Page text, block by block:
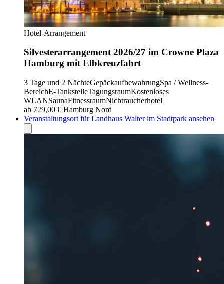
Hotel-Arrangement
Silvesterarrangement 2026/27 im Crowne Plaza
Hamburg mit Elbkreuzfahrt
3 Tage und 2 NächteGepäckaufbewahrungSpa / Wellness-
BereichE-TankstelleTagungsraumKostenloses
WLANSaunaFitnessraumNichtraucherhotel
ab 729,00 € Hamburg Nord
Veranstaltungsort für Landhaus Walter im Stadtpark ansehen